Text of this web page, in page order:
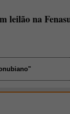
leilão na